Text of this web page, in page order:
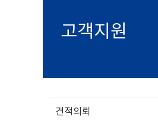
고객지원
견적의뢰